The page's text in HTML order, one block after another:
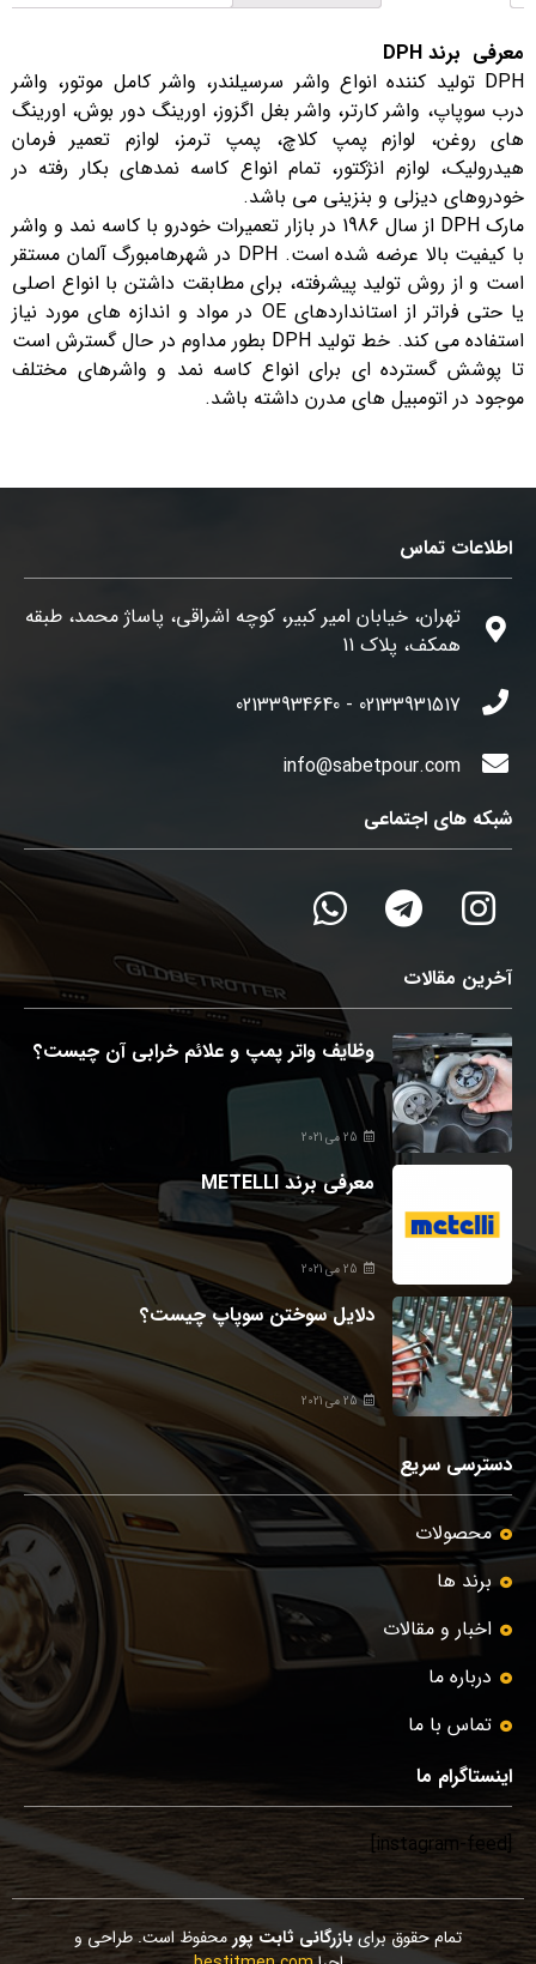
معرفی برند DPH
DPH تولید کننده انواع واشر سرسیلندر، واشر کامل موتور، واشر
درب سوپاپ، واشر کارتر، واشر بغل اگزوز، اورینگ دور بوش، اورینگ
های روغن، لوازم پمپ کلاچ، پمپ ترمز، لوازم تعمیر فرمان
هیدرولیک، لوازم انژکتور، تمام انواع کاسه نمدهای بکار رفته در
خودروهای دیزلی و بنزینی می باشد.
مارک DPH از سال 1986 در بازار تعمیرات خودرو با کاسه نمد و واشر
با کیفیت بالا عرضه شده است. DPH در شهرهامبورگ آلمان مستقر
است و از روش تولید پیشرفته، برای مطابقت داشتن با انواع اصلی
یا حتی فراتر از استانداردهای OE در مواد و اندازه های مورد نیاز
استفاده می کند. خط تولید DPH بطور مداوم در حال گسترش است
تا پوشش گسترده ای برای انواع کاسه نمد و واشرهای مختلف
موجود در اتومبیل های مدرن داشته باشد.
اطلاعات تماس
تهران، خیابان امیر کبیر، کوچه اشراقی، پاساژ محمد، طبقه
همکف، پلاک 11
02133931517 - 02133934640
info@sabetpour.com
شبکه های اجتماعی
آخرین مقالات
وظایف واتر پمپ و علائم خرابی آن چیست؟
25 می 2021
معرفی برند METELLI
25 می 2021
دلایل سوختن سوپاپ چیست؟
25 می 2021
دسترسی سریع
محصولات
برند ها
اخبار و مقالات
درباره ما
تماس با ما
اینستاگرام ما
[instagram-feed]
تمام حقوق برایبازرگانی ثابت پور محفوظ است. طراحی و